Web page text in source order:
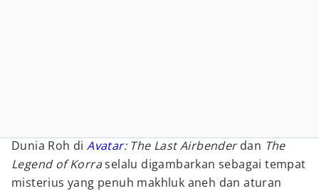
Dunia Roh diAvatar: The Last Airbenderdan The
Legend of Korraselalu digambarkan sebagai tempat
misterius yang penuh makhluk aneh dan aturan